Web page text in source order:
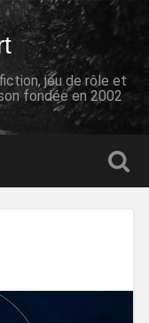
jeu de rôle et
fondée en 2002